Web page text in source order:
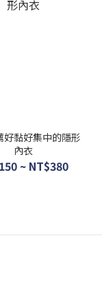
好黏好集中的隱形
內衣
~ NT$380